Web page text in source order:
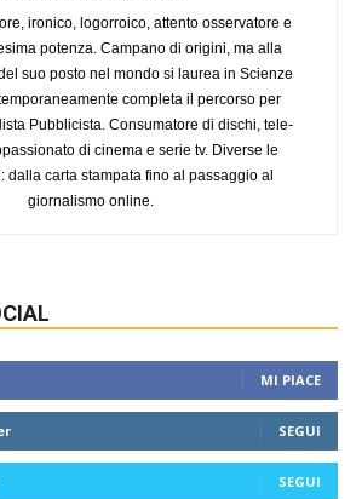
ironico, logorroico, attento osservatore e
potenza. Campano di origini, ma alla
suo posto nel mondo si laurea in Scienze
completa il percorso per
Pubblicista. Consumatore di dischi, tele-
di cinema e serie tv. Diverse le
dalla carta stampata fino al passaggio al
giornalismo online.
MI PIACE
SEGUI
SEGUI